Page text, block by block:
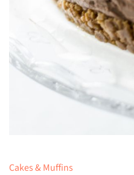
Cakes & Muffins